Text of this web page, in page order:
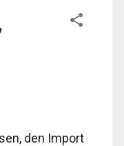
den Import